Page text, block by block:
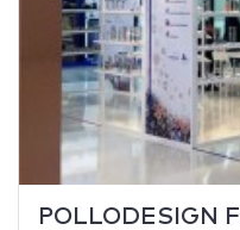
POLLODESIGN